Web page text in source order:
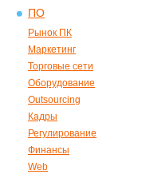
ПО
Рынок ПК
Маркетинг
Торговые сети
Оборудование
Outsourcing
Кадры
Регулирование
Финансы
Web